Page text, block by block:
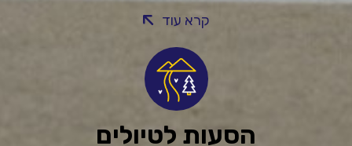
קרא עוד
הסעות לטיולים